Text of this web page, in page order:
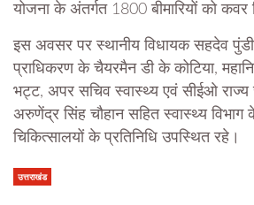
योजना के अंतर्गत 1800 बीमारियों को कवर
इस अवसर पर स्थानीय विधायक सहदेव
प्राधिकरण के चैयरमैन डी के कोटिया,
भट्ट, अपर सचिव स्वास्थ्य एवं सीईओ राज्य
अरुणेंद्र सिंह चौहान सहित स्वास्थ्य विभाग
चिकित्सालयों के प्रतिनिधि उपस्थित रहे।
उत्तराखंड